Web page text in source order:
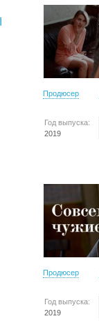
Продюсер
Год выпуска:
2019
Продюсер
Год выпуска:
2019